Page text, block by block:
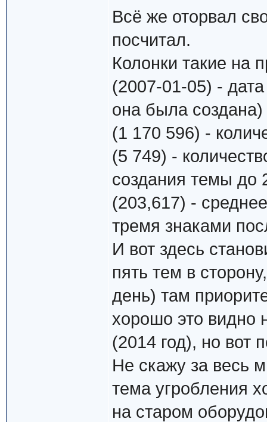
Всё же оторвал
посчитал.
Колонки такие на
(2007-01-05) -
она была создана)
(1 170 596) -
(5 749) -
создания темы до
(203,617) -
тремя знаками
И вот здесь
пять тем в
день) там
хорошо это видно
(2014 год), но вот
Не скажу за весь
тема угробления
на старом